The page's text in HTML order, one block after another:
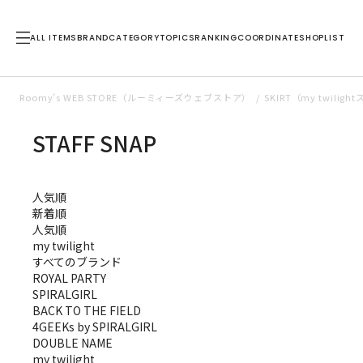
ALL ITEMSBRANDCATEGORYTOPICSRANKINGCOORDINATESHOPLIST
Roomy’s WEB STORE（ルーミィーズウェブストア） SKIRT（my twilight
STAFF SNAP
人気順
新着順
人気順
my twilight
すべてのブランド
ROYAL PARTY
SPIRALGIRL
BACK TO THE FIELD
4GEEKs by SPIRALGIRL
DOUBLE NAME
my twilight